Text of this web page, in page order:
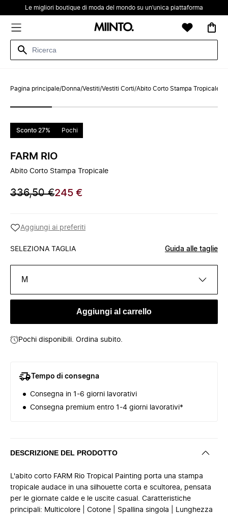
Le migliori boutique di moda del mondo su un’unica piattaforma
Pagina principale/Donna/Vestiti/Vestiti Corti/Abito Corto Stampa Tropicale
Sconto 27% Pochi
FARM RIO
Abito Corto Stampa Tropicale
336,50 €245 €
Aggiungi ai preferiti
SELEZIONA TAGLIA Guida alle taglie
M
Aggiungi al carrello
Pochi disponibili. Ordina subito.
Tempo di consegna
Consegna in 1-6 giorni lavorativi
Consegna premium entro 1-4 giorni lavorativi*
DESCRIZIONE DEL PRODOTTO
L'abito corto FARM Rio Tropical Painting porta una stampa
tropicale audace in una silhouette corta e scultorea, pensata
per le giornate calde e le uscite casual. Caratteristiche
principali: Multicolore | Cotone | Spallina singola | Lunghezza